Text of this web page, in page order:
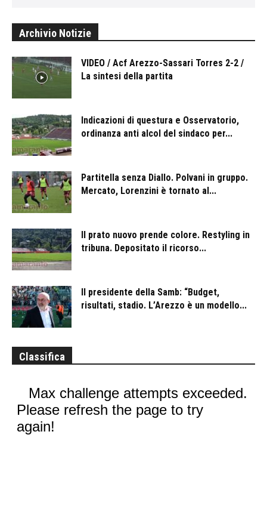
Archivio Notizie
VIDEO / Acf Arezzo-Sassari Torres 2-2 /
La sintesi della partita
Indicazioni di questura e Osservatorio,
ordinanza anti alcol del sindaco per...
Partitella senza Diallo. Polvani in gruppo.
Mercato, Lorenzini è tornato al...
Il prato nuovo prende colore. Restyling in
tribuna. Depositato il ricorso...
Il presidente della Samb: “Budget,
risultati, stadio. L’Arezzo è un modello...
Classifica